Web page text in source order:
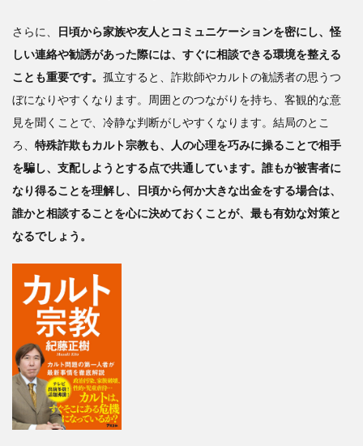
さらに、
日頃から家族や友人とコミュニケーションを密にし、怪
しい連絡や勧誘があった際には、すぐに相談できる環境を整える
ことも重要です。 孤立すると、詐欺師やカルトの勧誘者の思うつ
ぼになりやすくなります。周囲とのつながりを持ち、客観的な意
見を聞くことで、冷静な判断がしやすくなります。結局のとこ
ろ、 特殊詐欺もカルト宗教も、人の心理を巧みに操ることで相手
を騙し、支配しようとする点で共通しています。誰もが被害者に
なり得ることを理解し、日頃から何か大きな出金をする場合は、
誰かと相談することを心に決めておくことが、最も有効な対策と
なるでしょう。